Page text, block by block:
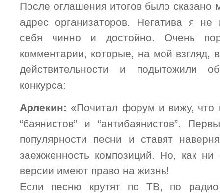
После оглашения итогов было сказано
адрес организаторов. Негатива я
себя чинно и достойно. Очень
комментарии, которые, на мой взгляд,
действительности и подытожили
конкурса:
Арлекин: «Почитал форум и вижу, что
“баянистов” и “антибаянистов”.
популярности песни и ставят
заежженность композиций. Но, как
версии имеют право на жизнь!
Если песню крутят по ТВ, по